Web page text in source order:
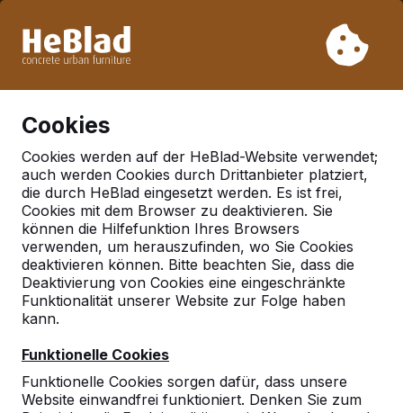
Woche 33 nicht. Bitte berücksichtigen Sie daher längere
Cookies
Cookies werden auf der HeBlad-Website verwendet;
auch werden Cookies durch Drittanbieter platziert,
die durch HeBlad eingesetzt werden. Es ist frei,
Cookies mit dem Browser zu deaktivieren. Sie
können die Hilfefunktion Ihres Browsers
verwenden, um herauszufinden, wo Sie Cookies
deaktivieren können. Bitte beachten Sie, dass die
Deaktivierung von Cookies eine eingeschränkte
Funktionalität unserer Website zur Folge haben
kann.
Funktionelle Cookies
Funktionelle Cookies sorgen dafür, dass unsere
Website einwandfrei funktioniert. Denken Sie zum
Deutschland
Referenties in:Freiburg
im breisgau